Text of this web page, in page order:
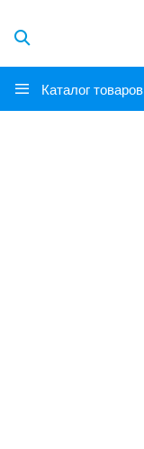
Каталог товаров